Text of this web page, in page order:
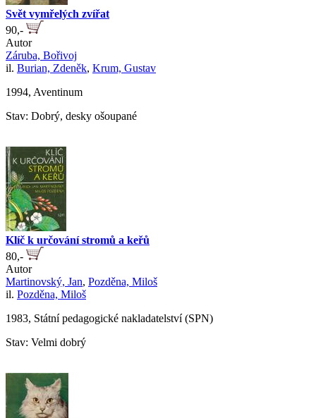
Svět vymřelých zvířat
90,-
Autor
Záruba, Bořivoj
il. Burian, Zdeněk, Krum, Gustav
1994, Aventinum
Stav: Dobrý, desky ošoupané
Klíč k určování stromů a keřů
80,-
Autor
Martinovský, Jan, Pozděna, Miloš
il. Pozděna, Miloš
1983, Státní pedagogické nakladatelství (SPN)
Stav: Velmi dobrý